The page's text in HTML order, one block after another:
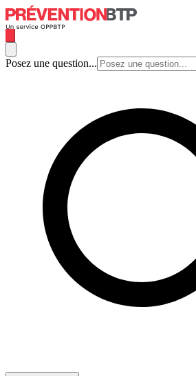
Posez une question...